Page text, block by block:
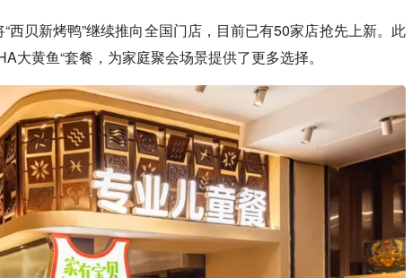
贝新烤鸭”继续推向全国门店，目前已有50家店抢先上新。此
大黄鱼“套餐，为家庭聚会场景提供了更多选择。